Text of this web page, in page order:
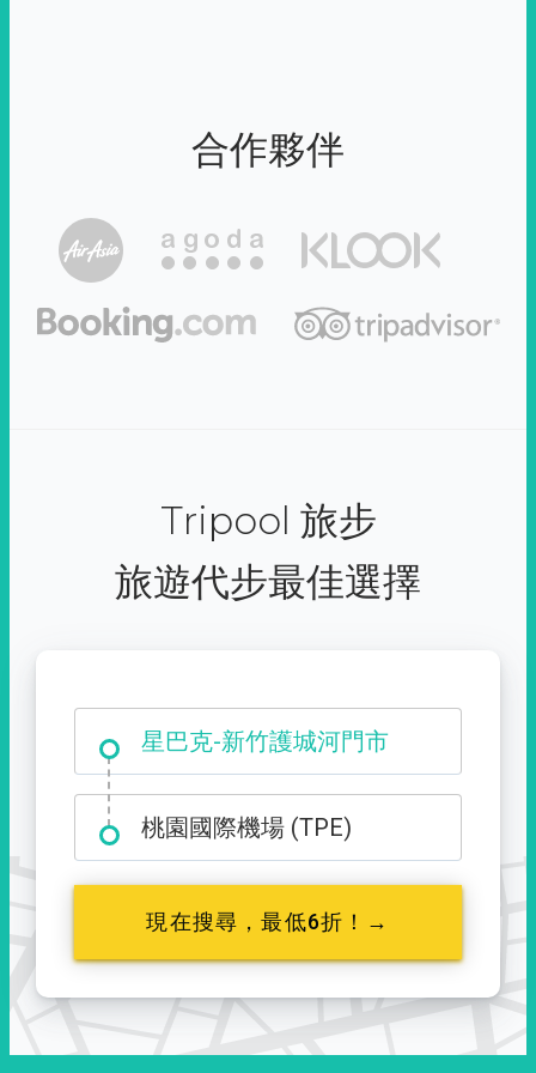
合作夥伴
Tripool 旅步
旅遊代步最佳選擇
星巴克-新竹護城河門市
大霸尖山登山口
桃園國際機場 (TPE)
現在搜尋，最低6折！→